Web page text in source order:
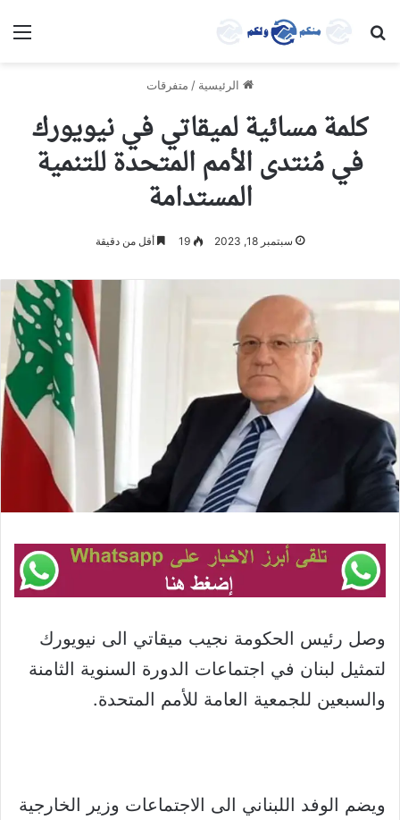
بحث عن
الرئيسية / متفرقات
كلمة مسائية لميقاتي في نيويورك
في مُنتدى الأمم المتحدة للتنمية
المستدامة
سبتمبر 18, 2023 19 أقل من دقيقة
وصل رئيس الحكومة نجيب ميقاتي الى نيويورك
لتمثيل لبنان في اجتماعات الدورة السنوية الثامنة
والسبعين للجمعية العامة للأمم المتحدة.
ويضم الوفد اللبناني الى الاجتماعات وزير الخارجية